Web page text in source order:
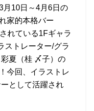
月10日～4月6日の
家的本格バー
れている1Fギャラ
ストレーター/グラ
夏（桂 〆子）の
今回、イラストレ
として活躍され